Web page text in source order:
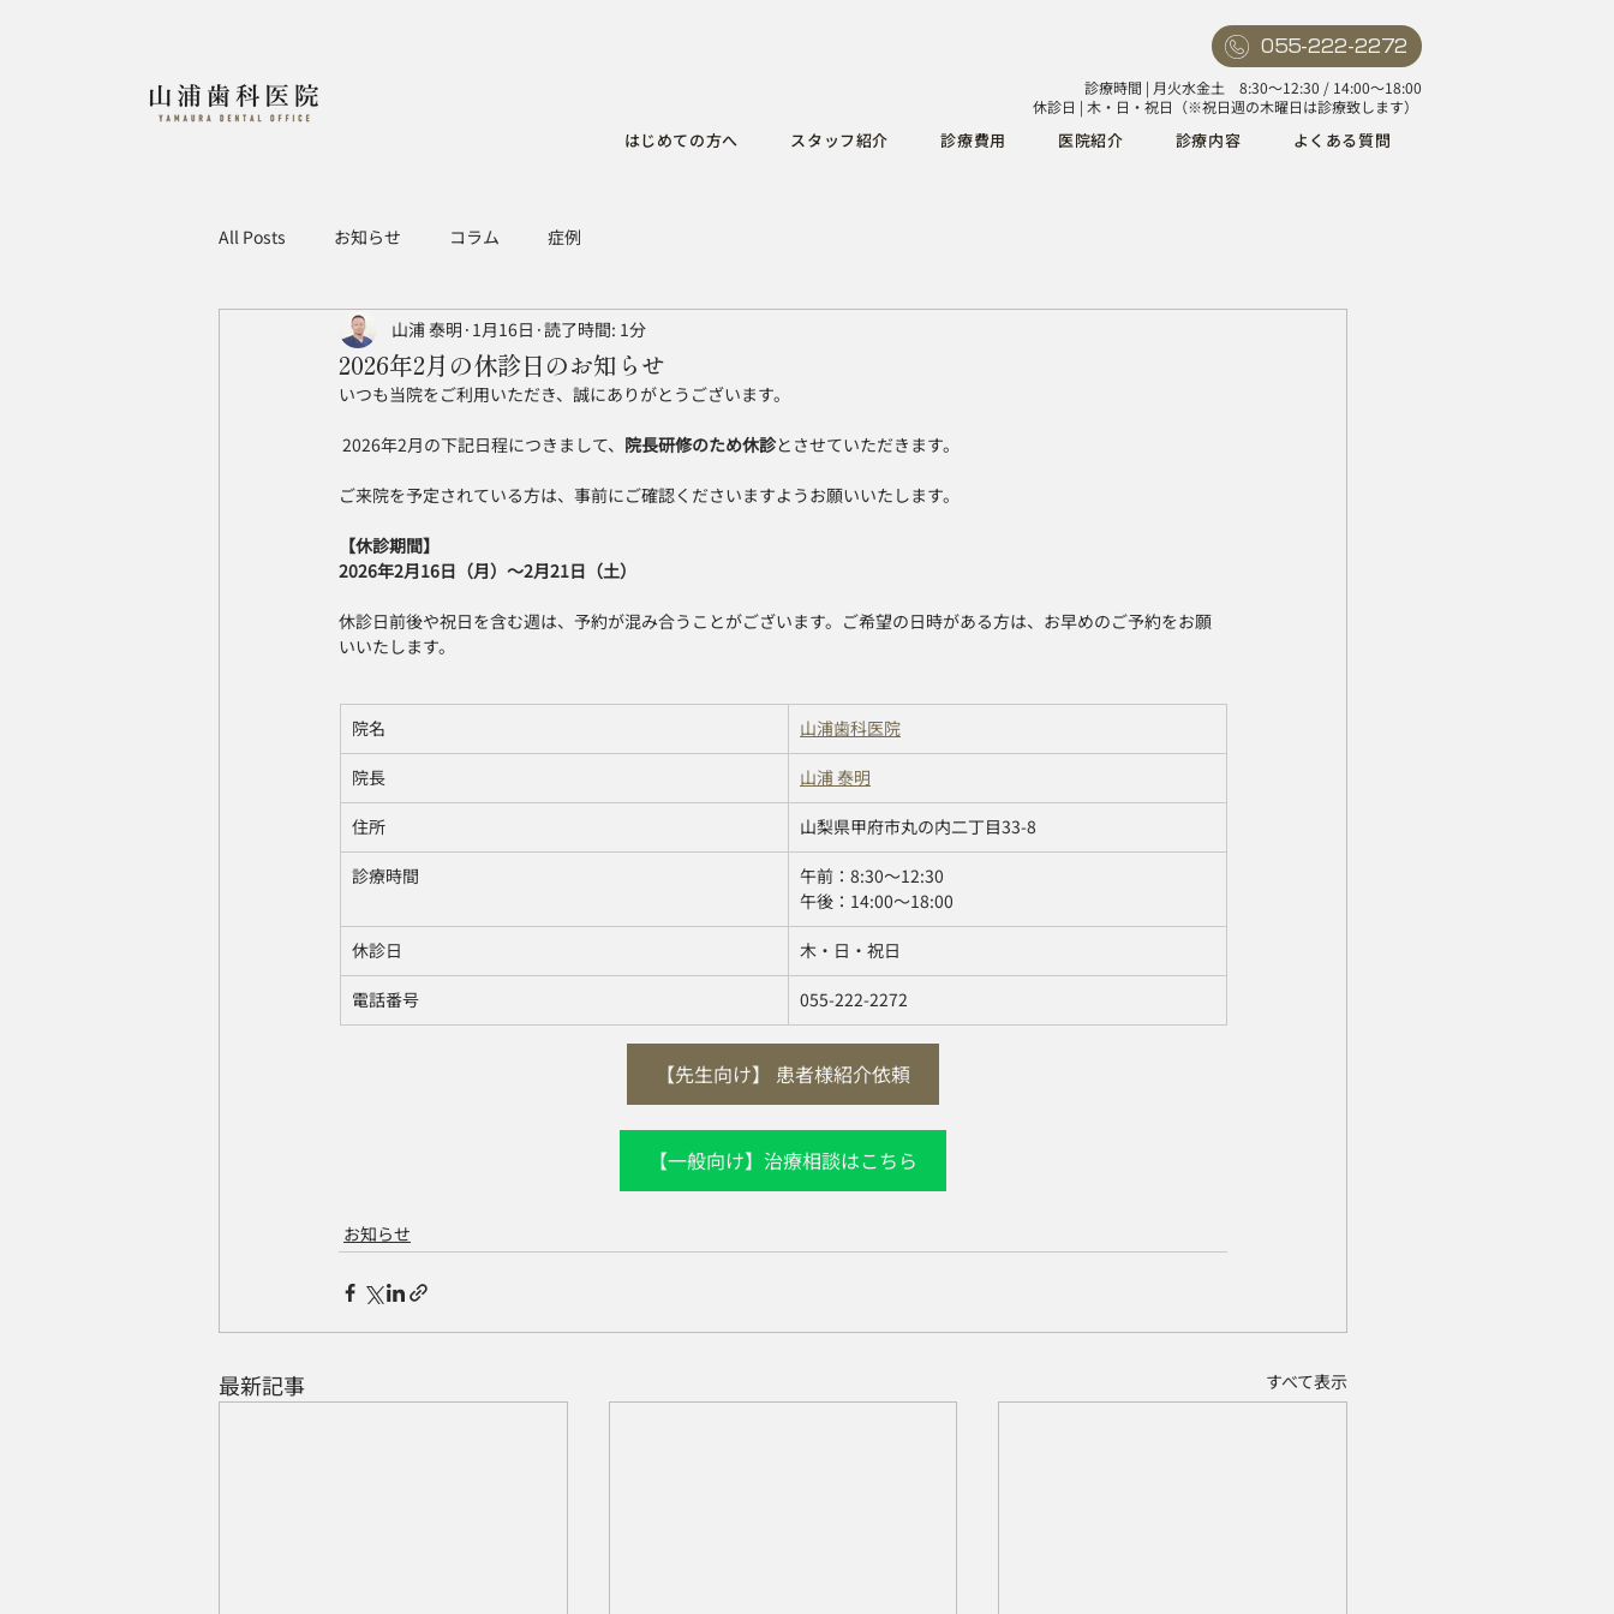
055-222-2272
診療時間 | 月火水金土 8:30〜12:30 / 14:00〜18:00
休診日 | 木・日・祝日（※祝日週の木曜日は診療致します）
はじめての方へ スタッフ紹介 診療費用 医院紹介 診療内容 よくある質問
All Posts お知らせ コラム 症例
2026年2月の休診日のお知らせ
山浦 泰明 1月16日 読了時間: 1分
いつも当院をご利用いただき、誠にありがとうございます。
2026年2月の下記日程につきまして、 院長研修のため休診とさせていただきます。
ご来院を予定されている方は、事前にご確認くださいますようお願いいたします。
【休診期間】
2026年2月16日（月）〜2月21日（土）
休診日前後や祝日を含む週は、予約が混み合うことがございます。ご希望の日時がある方は、お早めのご予約をお願
いいたします。
​院名 山浦歯科医院
院長 山浦 泰明
住所 山梨県甲府市丸の内二丁目33-8
診療時間
午前：8:30〜12:30
午後：14:00〜18:00
休診日 木・日・祝日
電話番号 055-222-2272
【先生向け】 患者様紹介依頼
【一般向け】治療相談はこちら
お知らせ
最新記事 すべて表示